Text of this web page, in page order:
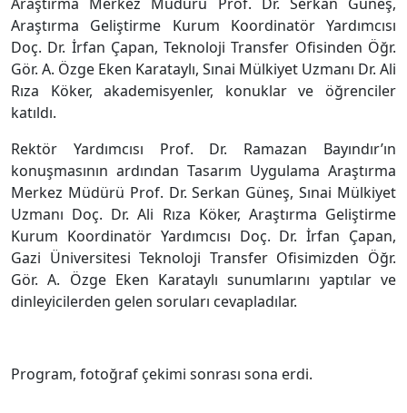
Araştırma Geliştirme Kurum Koordinatör Yardımcısı
Doç. Dr. İrfan Çapan, Teknoloji Transfer Ofisinden Öğr.
Gör. A. Özge Eken Karataylı, Sınai Mülkiyet Uzmanı Dr. Ali
Rıza Köker, akademisyenler, konuklar ve öğrenciler
katıldı.
Rektör Yardımcısı Prof. Dr. Ramazan Bayındır’ın
konuşmasının ardından Tasarım Uygulama Araştırma
Merkez Müdürü Prof. Dr. Serkan Güneş, Sınai Mülkiyet
Uzmanı Doç. Dr. Ali Rıza Köker, Araştırma Geliştirme
Kurum Koordinatör Yardımcısı Doç. Dr. İrfan Çapan,
Gazi Üniversitesi Teknoloji Transfer Ofisimizden Öğr.
Gör. A. Özge Eken Karataylı sunumlarını yaptılar ve
dinleyicilerden gelen soruları cevapladılar.
Program, fotoğraf çekimi sonrası sona erdi.